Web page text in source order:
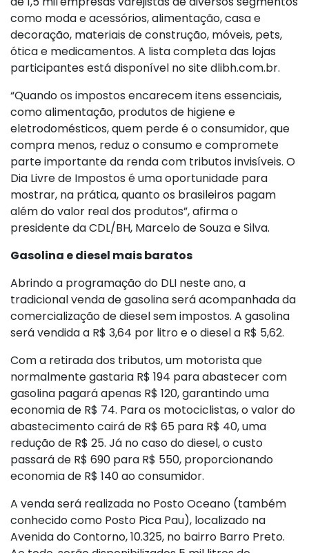
como moda e acessórios, alimentação, casa e
decoração, materiais de construção, móveis, pets,
ótica e medicamentos. A lista completa das lojas
participantes está disponível no site dlibh.com.br.
“Quando os impostos encarecem itens essenciais,
como alimentação, produtos de higiene e
eletrodomésticos, quem perde é o consumidor, que
compra menos, reduz o consumo e compromete
parte importante da renda com tributos invisíveis. O
Dia Livre de Impostos é uma oportunidade para
mostrar, na prática, quanto os brasileiros pagam
além do valor real dos produtos”, afirma o
presidente da CDL/BH, Marcelo de Souza e Silva.
Gasolina e diesel mais baratos
Abrindo a programação do DLI neste ano, a
tradicional venda de gasolina será acompanhada da
comercialização de diesel sem impostos. A gasolina
será vendida a R$ 3,64 por litro e o diesel a R$ 5,62.
Com a retirada dos tributos, um motorista que
normalmente gastaria R$ 194 para abastecer com
gasolina pagará apenas R$ 120, garantindo uma
economia de R$ 74. Para os motociclistas, o valor do
abastecimento cairá de R$ 65 para R$ 40, uma
redução de R$ 25. Já no caso do diesel, o custo
passará de R$ 690 para R$ 550, proporcionando
economia de R$ 140 ao consumidor.
A venda será realizada no Posto Oceano (também
conhecido como Posto Pica Pau), localizado na
Avenida do Contorno, 10.325, no bairro Barro Preto.